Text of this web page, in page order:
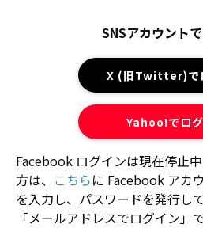
SNSアカウント
X (旧Twitter)で
Yahoo!でロ
Facebook ログインは現在停止
方は、 こちらに Facebook アカ
を入力し、パスワードを発行し
「メールアドレスでログイン」